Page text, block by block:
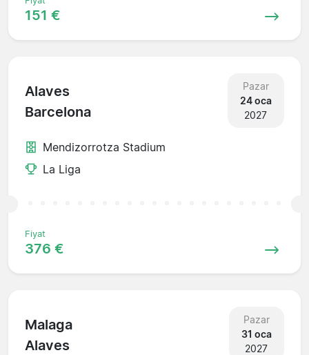
151 €
Alaves
Barcelona
Pazar
24 oca
2027
Mendizorrotza Stadium
La Liga
Fiyat
376 €
Malaga
Alaves
Pazar
31 oca
2027